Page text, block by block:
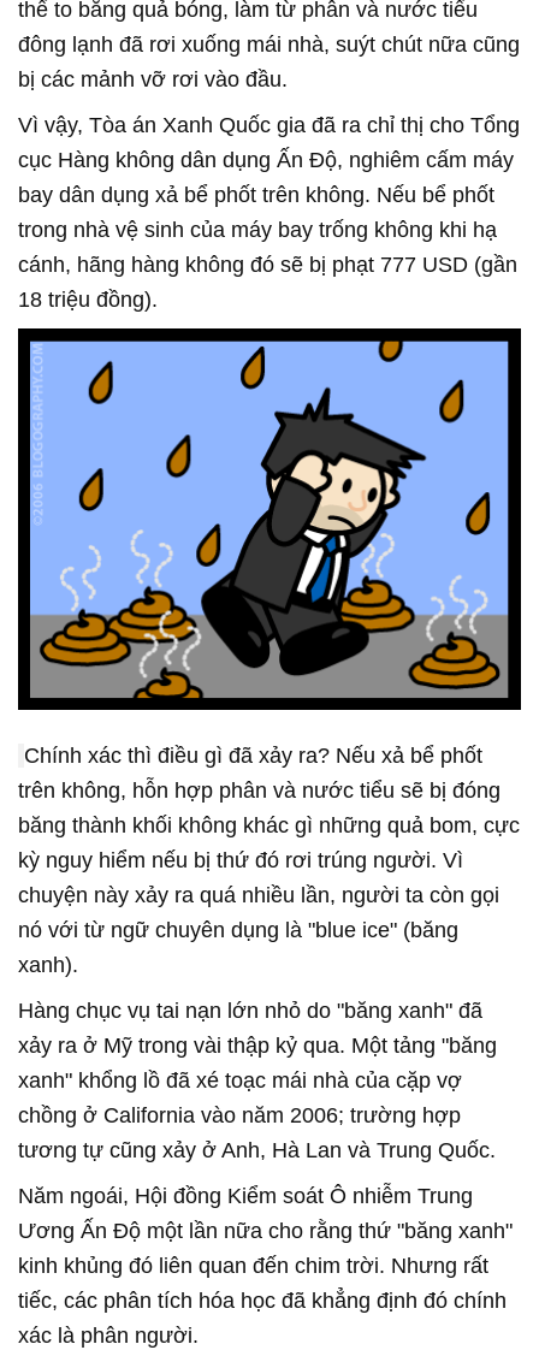
thể to bằng quả bóng, làm từ phân và nước tiểu
đông lạnh đã rơi xuống mái nhà, suýt chút nữa cũng
bị các mảnh vỡ rơi vào đầu.
Vì vậy, Tòa án Xanh Quốc gia đã ra chỉ thị cho Tổng
cục Hàng không dân dụng Ấn Độ, nghiêm cấm máy
bay dân dụng xả bể phốt trên không. Nếu bể phốt
trong nhà vệ sinh của máy bay trống không khi hạ
cánh, hãng hàng không đó sẽ bị phạt 777 USD (gần
18 triệu đồng).
Chính xác thì điều gì đã xảy ra? Nếu xả bể phốt
trên không, hỗn hợp phân và nước tiểu sẽ bị đóng
băng thành khối không khác gì những quả bom, cực
kỳ nguy hiểm nếu bị thứ đó rơi trúng người. Vì
chuyện này xảy ra quá nhiều lần, người ta còn gọi
nó với từ ngữ chuyên dụng là "blue ice" (băng
xanh).
Hàng chục vụ tai nạn lớn nhỏ do "băng xanh" đã
xảy ra ở Mỹ trong vài thập kỷ qua. Một tảng "băng
xanh" khổng lồ đã xé toạc mái nhà của cặp vợ
chồng ở California vào năm 2006; trường hợp
tương tự cũng xảy ở Anh, Hà Lan và Trung Quốc.
Năm ngoái, Hội đồng Kiểm soát Ô nhiễm Trung
Ương Ấn Độ một lần nữa cho rằng thứ "băng xanh"
kinh khủng đó liên quan đến chim trời. Nhưng rất
tiếc, các phân tích hóa học đã khẳng định đó chính
xác là phân người.